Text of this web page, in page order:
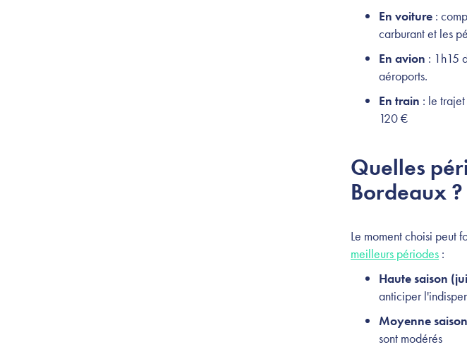
En voiture :
carburant et les
En avion : 1h15
aéroports.
En train : le
120 €
Quelles
Bordeaux ?
Le moment choisi peut
meilleurs périodes :
Haute saison
anticiper
Moyenne
sont modérés